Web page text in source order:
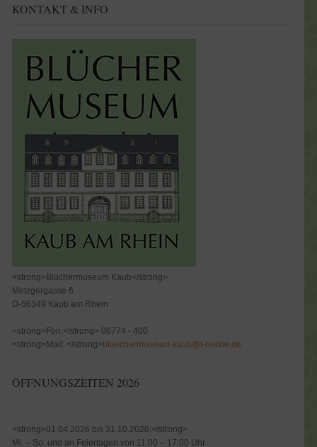
KONTAKT & INFO
<strong>Blüchermuseum Kaub</strong>
Metzgergasse 6
D-56349 Kaub am Rhein
<strong>Fon:</strong> 06774 - 400
<strong>Mail: </strong> bluechermuseum-kaub@t-online.de
ÖFFNUNGSZEITEN 2026
<strong>01.04.2026 bis 31.10.2026:</strong>
Mi. – So. und an Feiertagen von 11:00 – 17:00 Uhr